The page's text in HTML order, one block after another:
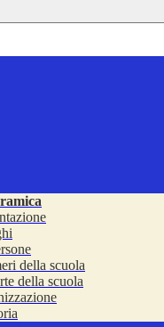
della scuola
della scuola